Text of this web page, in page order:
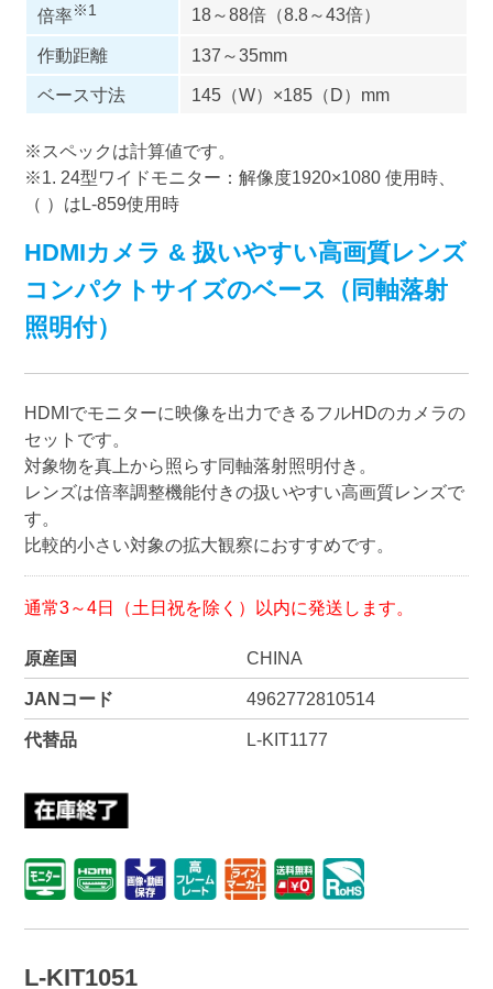
倍率※1 18～88倍（8.8～43倍）
作動距離
137～35mm
ベース寸法
145（W）×185（D）mm
※スペックは計算値です。
※1. 24型ワイドモニター：解像度1920×1080 使用時、
（ ）はL-859使用時
HDMIカメラ & 扱いやすい高画質レンズ
コンパクトサイズのベース（同軸落射
照明付）
HDMIでモニターに映像を出力できるフルHDのカメラの
セットです。
対象物を真上から照らす同軸落射照明付き。
レンズは倍率調整機能付きの扱いやすい高画質レンズで
す。
比較的小さい対象の拡大観察におすすめです。
通常3～4日（土日祝を除く）以内に発送します。
原産国 CHINA
JANコード 4962772810514
代替品 L-KIT1177
L-KIT1051